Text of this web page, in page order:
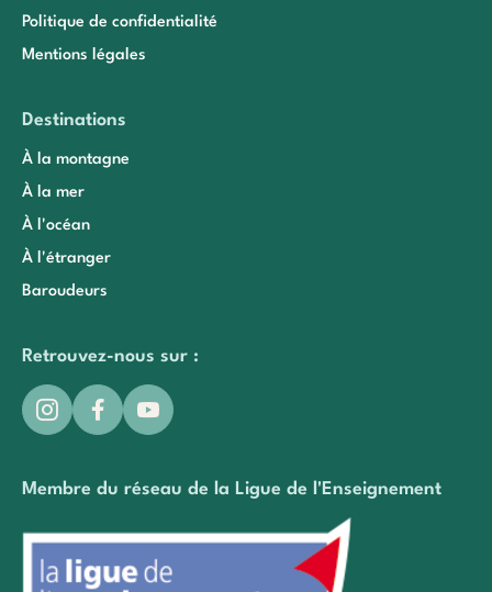
Politique de confidentialité
Mentions légales
Destinations
À la montagne
À la mer
À l'océan
À l'étranger
Baroudeurs
Retrouvez-nous sur :
Membre du réseau de la Ligue de l'Enseignement